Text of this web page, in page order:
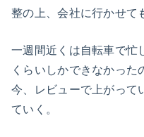
整の上、会社に行かせて
一週間近くは自転車で忙
くらいしかできなかった
今、レビューで上がって
ていく。